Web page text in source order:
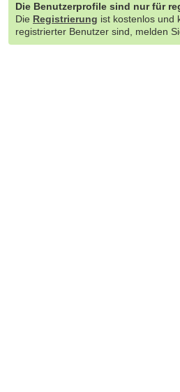
Die Benutzerprofile sind nur für
Die Registrierung ist kostenlos und
registrierter Benutzer sind, melden